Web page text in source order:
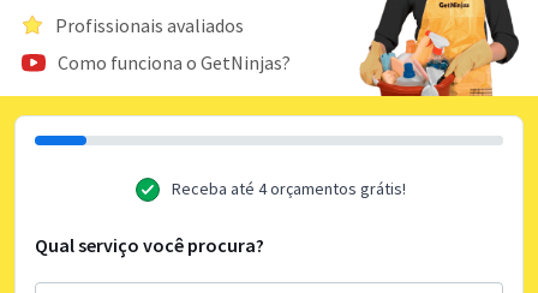
Profissionais avaliados
Como funciona o GetNinjas?
Receba até 4 orçamentos grátis!
Qual serviço você procura?